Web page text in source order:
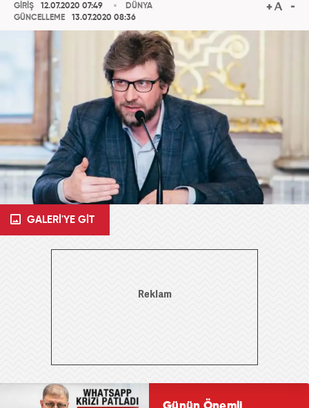
GİRİŞ
12.07.2020 07:49
GÜNCELLEME
13.07.2020 08:36
DÜNYA
GALERİ'YE GİT